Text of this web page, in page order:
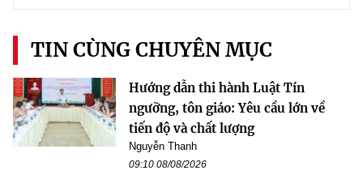
TIN CÙNG CHUYÊN MỤC
Hướng dẫn thi hành Luật Tín
ngưỡng, tôn giáo: Yêu cầu lớn về
tiến độ và chất lượng
Nguyễn Thanh
09:10 08/08/2026